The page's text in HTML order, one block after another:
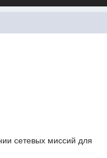
сетевых миссий для